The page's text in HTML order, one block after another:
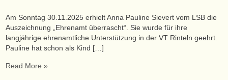
Am Sonntag 30.11.2025 erhielt Anna Pauline Sievert vom LSB die
Auszeichnung „Ehrenamt überrascht“. Sie wurde für ihre
langjährige ehrenamtliche Unterstützung in der VT Rinteln geehrt.
Pauline hat schon als Kind […]
Read More »